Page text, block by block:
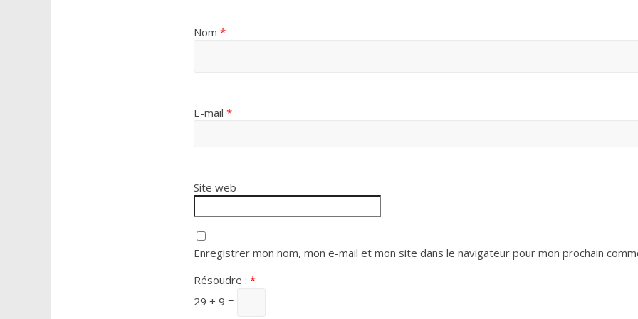
Nom *
E-mail *
Site web
Enregistrer mon nom, mon e-mail et mon site dans le navigateur pour mon prochain
Résoudre : *
29 + 9 =